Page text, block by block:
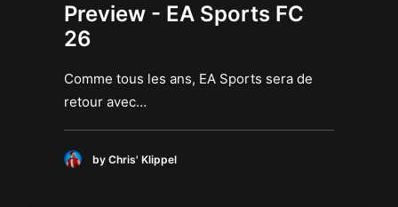
Preview - EA Sports FC
26
Comme tous les ans, EA Sports sera de
retour avec…
by Chris' Klippel